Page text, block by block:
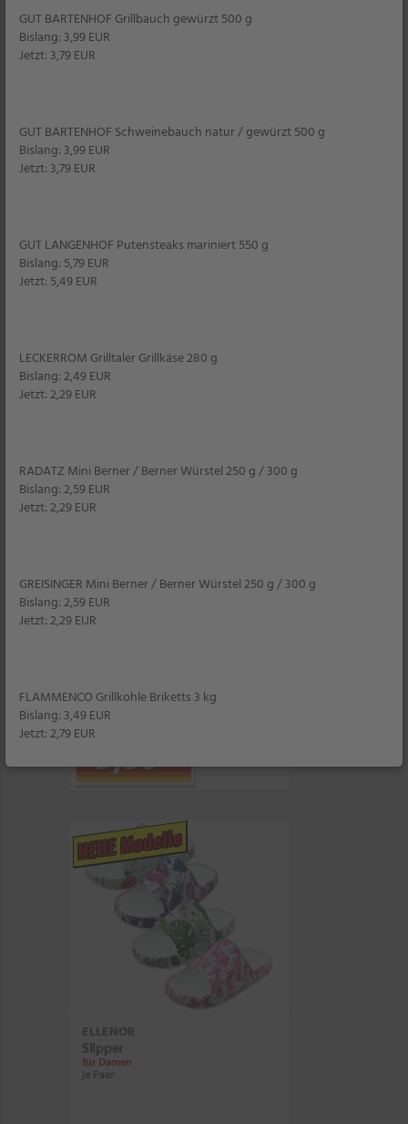
RONLEY
Trend-Shorts "Waffelpiqué"
für Herren
je Shorts
Shop
MAUI
Mellow-Wave-Pantoletten
für Damen und Herren
je Paar
49% billiger
9,99*
NEUE Modelle
ELLENOR
Slipper
für Damen
je Paar
GUT BARTENHOF Grillbauch gewürzt 500 g
Bislang: 3,99 EUR
Jetzt: 3,79 EUR
GUT BARTENHOF Schweinebauch natur / gewürzt 500 g
Bislang: 3,99 EUR
Jetzt: 3,79 EUR
GUT LANGENHOF Putensteaks mariniert 550 g
Bislang: 5,79 EUR
Jetzt: 5,49 EUR
LECKERROM Grilltaler Grillkäse 280 g
Bislang: 2,49 EUR
Jetzt: 2,29 EUR
RADATZ Mini Berner / Berner Würstel 250 g / 300 g
Bislang: 2,59 EUR
Jetzt: 2,29 EUR
GREISINGER Mini Berner / Berner Würstel 250 g / 300 g
Bislang: 2,59 EUR
Jetzt: 2,29 EUR
FLAMMENCO Grillkohle Briketts 3 kg
Bislang: 3,49 EUR
Jetzt: 2,79 EUR